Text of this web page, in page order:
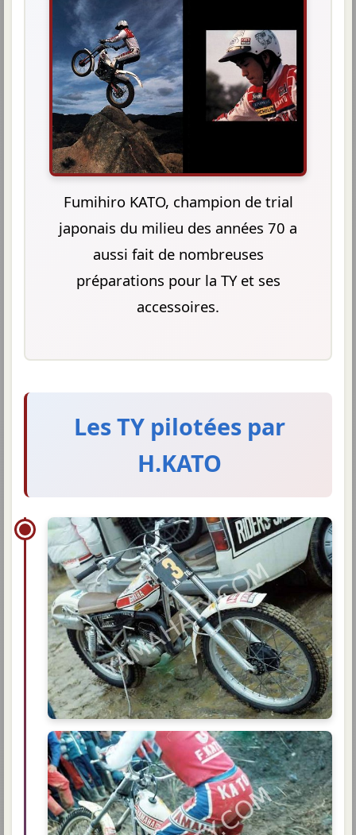
Fumihiro KATO, champion de trial
japonais du milieu des années 70 a
aussi fait de nombreuses
préparations pour la TY et ses
accessoires.
Les TY pilotées par
H.KATO